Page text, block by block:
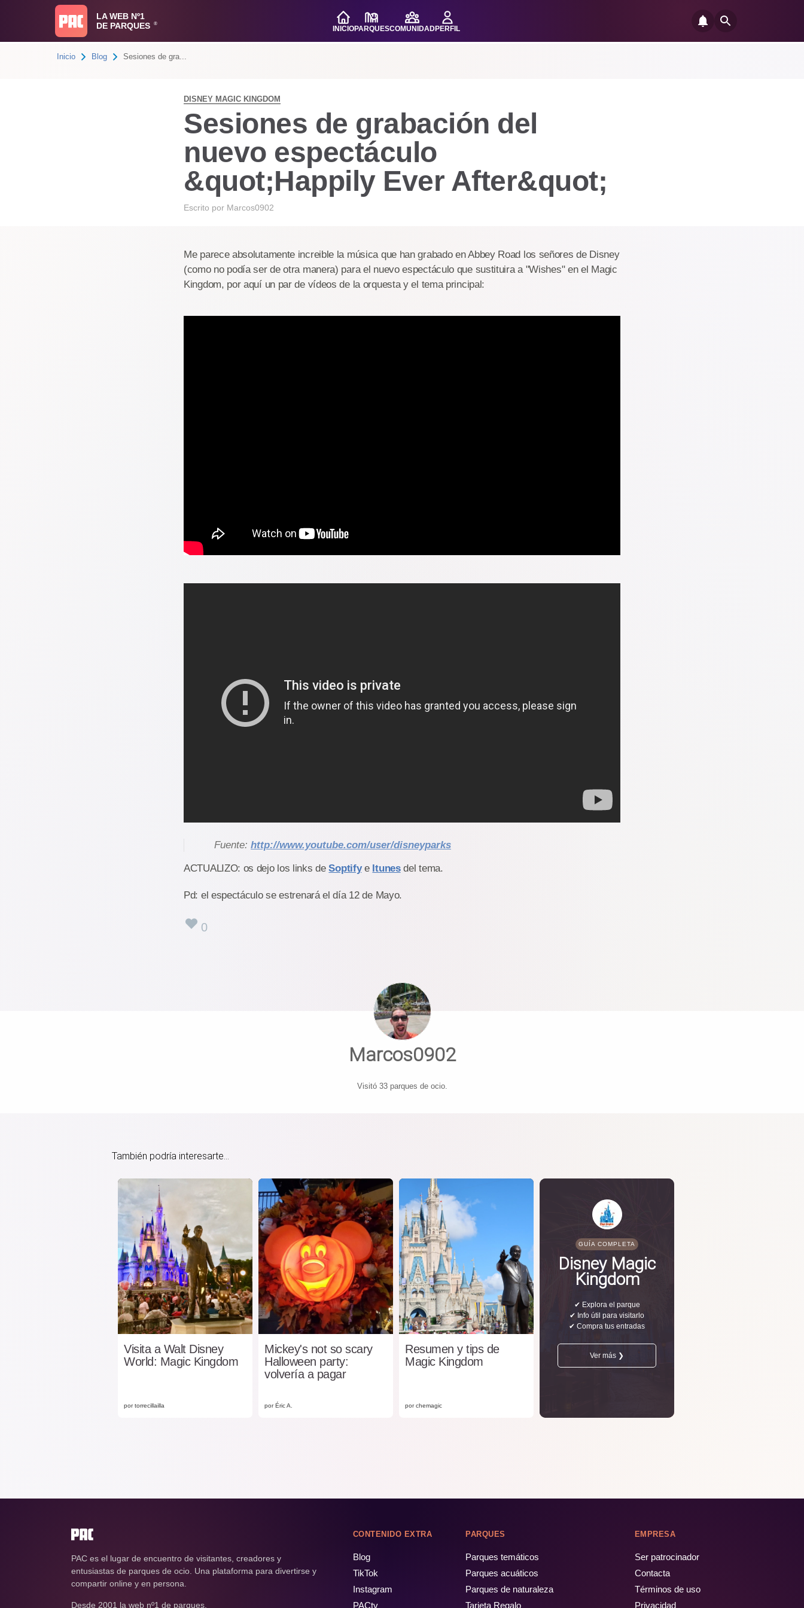
LA WEB Nº1
DE PARQUES
®
INICIOPARQUESCOMUNIDADPERFIL
Inicio Blog Sesiones de gra...
DISNEY MAGIC KINGDOM
Sesiones de grabación del
nuevo espectáculo
&quot;Happily Ever After&quot;
Escrito por Marcos0902
Me parece absolutamente increible la música que han grabado en Abbey Road los señores de Disney
(como no podía ser de otra manera) para el nuevo espectáculo que sustituira a "Wishes" en el Magic
Kingdom, por aquí un par de vídeos de la orquesta y el tema principal:
Fuente: http://www.youtube.com/user/disneyparks
ACTUALIZO: os dejo los links deSoptifye Itunesdel tema.
Pd: el espectáculo se estrenará el día 12 de Mayo.
0
Marcos0902
Visitó 33 parques de ocio.
También podría interesarte...
Visita a Walt Disney
World: Magic Kingdom
por torrecillailla
Mickey's not so scary
Halloween party:
volvería a pagar
por Éric A.
Resumen y tips de
Magic Kingdom
por chemagic
GUÍA COMPLETA
Disney Magic
Kingdom
✔ Explora el parque
✔ Info útil para visitarlo
✔ Compra tus entradas
Ver más ❯
PAC es el lugar de encuentro de visitantes, creadores y
entusiastas de parques de ocio. Una plataforma para divertirse y
compartir online y en persona.
Desde 2001 la web nº1 de parques.
CONTENIDO EXTRA
Blog
TikTok
Instagram
PACtv
PARQUES
Parques temáticos
Parques acuáticos
Parques de naturaleza
Tarjeta Regalo
EMPRESA
Ser patrocinador
Contacta
Términos de uso
Privacidad